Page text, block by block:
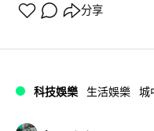
分享
科技娛樂 生活娛樂 城